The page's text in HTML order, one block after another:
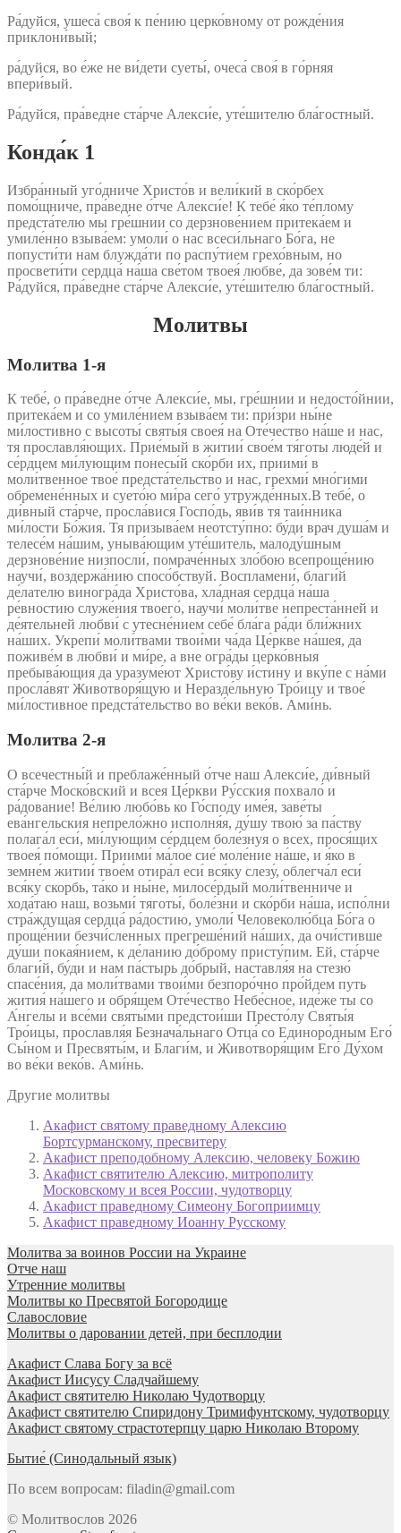
Ра́дуйся, ушеса́ своя́ к пе́нию церко́вному от рожде́ния
приклони́вый;
ра́дуйся, во е́же не ви́дети суеты́, очеса́ своя́ в го́рняя
впери́вый.
Ра́дуйся, пра́ведне ста́рче Алекси́е, уте́шителю бла́гостный.
Конда́к 1
Избра́нный уго́дниче Христо́в и вели́кий в ско́рбех
помо́щниче, пра́ведне о́тче Алекси́е! К тебе́ я́ко те́плому
предста́телю мы гре́шнии со дерзнове́нием притека́ем и
умиле́нно взыва́ем: умоли́ о нас всеси́льнаго Бо́га, не
попусти́ти нам блужда́ти по распу́тием грехо́вным, но
просвети́ти сердца́ на́ша све́том твоея́ любве́, да зове́м ти:
Ра́дуйся, пра́ведне ста́рче Алекси́е, уте́шителю бла́гостный.
Молитвы
Молитва 1‑я
К тебе́, о пра́ведне о́тче Алекси́е, мы, гре́шнии и недосто́йнии,
притека́ем и со умиле́нием взыва́ем ти: при́зри ны́не
ми́лостивно с высоты́ святы́я своея́ на Оте́чество на́ше и нас,
тя прославля́ющих. Прие́мый в житии́ свое́м тя́готы люде́й и
се́рдцем ми́лующим понесы́й ско́рби их, приими́ в
моли́твенное твое́ предста́тельство и нас, грехми́ мно́гими
обремене́нных и суето́ю ми́ра сего́ утружде́нных.В тебе́, о
ди́вный ста́рче, просла́вися Госпо́дь, яви́в тя таи́нника
ми́лости Бо́жия. Тя призыва́ем неотсту́пно: бу́ди врач душа́м и
телесе́м на́шим, уныва́ющим уте́шитель, малоду́шным
дерзнове́ние низпосли́, помраче́нных зло́бою всепроще́нию
научи́, воздержа́нию спосо́бствуй. Воспламени́, благи́й
де́лателю виногра́да Христо́ва, хла́дная сердца́ на́ша
ре́вностию служе́ния твоего́, научи́ моли́тве непреста́нней и
де́ятельней любви́ с утесне́нием себе́ бла́га ра́ди бли́жних
на́ших. Укрепи́ моли́твами твои́ми ча́да Це́ркве на́шея, да
поживе́м в любви́ и ми́ре, а вне огра́ды церко́вныя
пребыва́ющия да уразуме́ют Христо́ву и́стину и вку́пе с на́ми
просла́вят Животворя́щую и Неразде́льную Тро́ицу и твое́
ми́лостивное предста́тельство во ве́ки веко́в. Ами́нь.
Молитва 2‑я
О всечестны́й и преблаже́нный о́тче наш Алекси́е, ди́вный
ста́рче Моско́вский и всея Це́ркви Ру́сския похвало́ и
ра́дование! Ве́лию любо́вь ко Го́споду име́я, заве́ты
ева́нгельския непрело́жно исполня́я, ду́шу твою́ за па́ству
полага́л еси́, ми́лующим се́рдцем боле́знуя о всех, прося́щих
твоея́ по́мощи. Приими́ ма́лое сие́ моле́ние на́ше, и я́ко в
земне́м житии́ твое́м отира́л еси́ вся́ку слезу́, облегча́л еси́
вся́ку скорбь, та́ко и ны́не, милосе́рдый моли́твенниче и
хода́таю наш, возьми́ тяготы́, боле́зни и ско́рби на́ша, испо́лни
стра́ждущая сердца́ ра́достию, умоли́ Человеколю́бца Бо́га о
проще́нии безчи́сленных прегреше́ний на́ших, да очи́стивше
ду́ши покая́нием, к де́ланию до́брому присту́пим. Ей, ста́рче
благи́й, бу́ди и нам па́стырь до́брый, наставля́я на стезю́
спасе́ния, да моли́твами твои́ми безпоро́чно про́йдем путь
жития́ на́шего и обря́щем Оте́чество Небе́сное, иде́же ты со
А́нгелы и все́ми святы́ми предстои́ши Престо́лу Святы́я
Тро́ицы, прославля́я Безнача́льнаго Отца́ со Единоро́дным Его́
Сы́ном и Пресвяты́м, и Благи́м, и Животворя́щим Его́ Ду́хом
во ве́ки веко́в. Ами́нь.
Другие молитвы
Акафист святому праведному Алексию
Бортсурманскому, пресвитеру
Акафист преподобному Алексию, человеку Божию
Акафист святителю Алексию, митрополиту
Московскому и всея России, чудотворцу
Акафист праведному Симеону Богоприимцу
Акафист праведному Иоанну Русскому
Молитва за воинов России на Украине
Отче наш
Утренние молитвы
Молитвы ко Пресвятой Богородице
Славословие
Молитвы о даровании детей, при бесплодии
Акафист Слава Богу за всё
Акафист Иисусу Сладчайшему
Акафист святителю Николаю Чудотворцу
Акафист святителю Спиридону Тримифунтскому, чудотворцу
Акафист святому страстотерпцу царю Николаю Второму
Бытие́ (Синодальный язык)
По всем вопросам: filadin@gmail.com
© Молитвослов 2026